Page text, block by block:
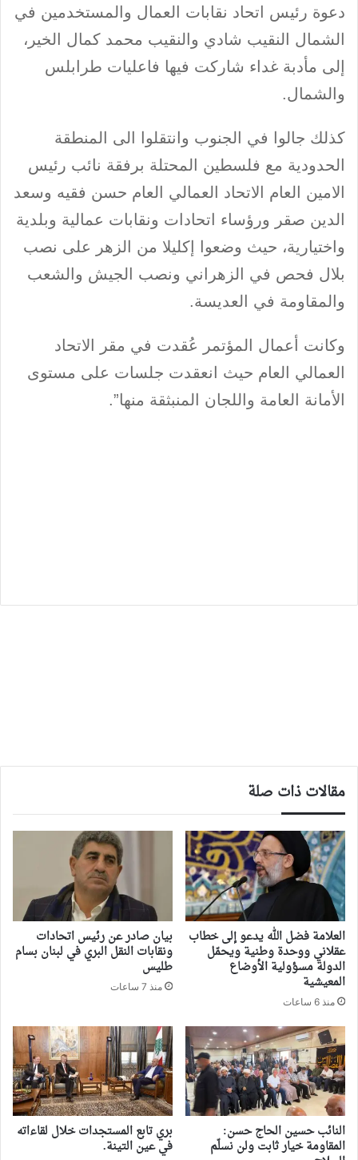
دعوة رئيس اتحاد نقابات العمال والمستخدمين في
الشمال النقيب شادي والنقيب محمد كمال الخير،
إلى مأدبة غداء شاركت فيها فاعليات طرابلس
والشمال.
كذلك جالوا في الجنوب وانتقلوا الى المنطقة
الحدودية مع فلسطين المحتلة برفقة نائب رئيس
الامين العام الاتحاد العمالي العام حسن فقيه وسعد
الدين صقر ورؤساء اتحادات ونقابات عمالية وبلدية
واختيارية، حيث وضعوا إكليلا من الزهر على نصب
بلال فحص في الزهراني ونصب الجيش والشعب
والمقاومة في العديسة.
وكانت أعمال المؤتمر عُقدت في مقر الاتحاد
العمالي العام حيث انعقدت جلسات على مستوى
الأمانة العامة واللجان المنبثقة منها”.
مقالات ذات صلة
العلامة فضل الله يدعو إلى خطاب
عقلاني ووحدة وطنية ويحمّل
الدولة مسؤولية الأوضاع
المعيشية
منذ 6 ساعات
بيان صادر عن رئيس اتحادات
ونقابات النقل البري في لبنان بسام
طليس
منذ 7 ساعات
النائب حسين الحاج حسن:
المقاومة خيار ثابت ولن نسلّم
بري تابع المستجدات خلال لقاءاته
في عين التينة.